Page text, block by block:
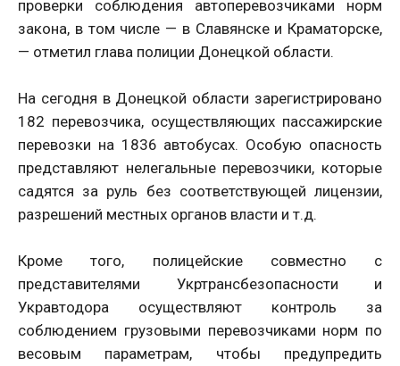
проверки соблюдения автоперевозчиками норм
закона, в том числе — в Славянске и Краматорске,
— отметил глава полиции Донецкой области.
На сегодня в Донецкой области зарегистрировано
182 перевозчика, осуществляющих пассажирские
перевозки на 1836 автобусах. Особую опасность
представляют нелегальные перевозчики, которые
садятся за руль без соответствующей лицензии,
разрешений местных органов власти и т.д.
Кроме того, полицейские совместно с
представителями Укртрансбезопасности и
Укравтодора осуществляют контроль за
соблюдением грузовыми перевозчиками норм по
весовым параметрам, чтобы предупредить